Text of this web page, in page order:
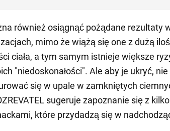
również osiągnąć pożądane rezultaty
mimo że wiążą się one z dużą
ciała, a tym samym istnieje większe
"niedoskonałości". Ale aby je ukryć,
się w upale w zamkniętych
sugeruje zapoznanie się z
które przydadzą się w